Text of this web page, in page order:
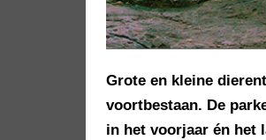
Grote en kleine
voortbestaan. De
in het voorjaar én het